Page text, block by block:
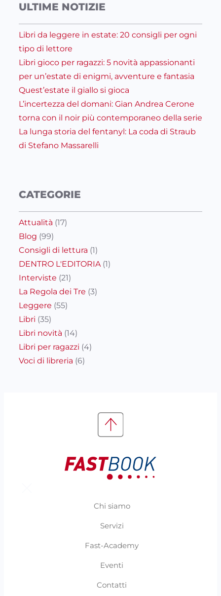
ULTIME NOTIZIE
Libri da leggere in estate: 20 consigli per ogni
tipo di lettore
Libri gioco per ragazzi: 5 novità appassionanti
per un’estate di enigmi, avventure e fantasia
Quest’estate il giallo si gioca
L’incertezza del domani: Gian Andrea Cerone
torna con il noir più contemporaneo della serie
La lunga storia del fentanyl: La coda di Straub
di Stefano Massarelli
CATEGORIE
Attualità (17)
Blog (99)
Consigli di lettura (1)
DENTRO L'EDITORIA(1)
Interviste (21)
La Regola dei Tre (3)
Leggere (55)
Libri (35)
Libri novità (14)
Libri per ragazzi (4)
Voci di libreria (6)
Chi siamo
Servizi
Fast-Academy
Eventi
Contatti